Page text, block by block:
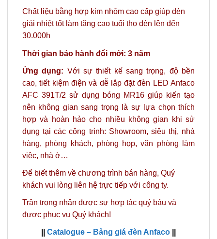
Chất liệu bằng hợp kim nhôm cao cấp giúp đèn
giải nhiệt tốt làm tăng cao tuổi thọ đèn lên đến
30.000h
Thời gian bảo hành đổi mới: 3 năm
Ứng dụng: Với sự thiết kế sang trọng, độ bền
cao, tiết kiệm điện và dễ lắp đặt đèn LED Anfaco
AFC 391T/2 sử dụng bóng MR16 giúp kiến tạo
nên không gian sang trọng là sự lựa chọn thích
hợp và hoàn hảocho nhiều không gian khi sử
dụng tại các công trình: Showroom, siêu thị, nhà
hàng, phòng khách, phòng họp, văn phòng làm
việc, nhà ở…
Để biết thêm về chương trình bán hàng, Quý
khách vui lòng liên hệ trực tiếp với công ty.
Trân trọng nhận được sự hợp tác quý báu và
được phục vụ Quý khách!
Catalogue – Bảng giá đèn Anfaco